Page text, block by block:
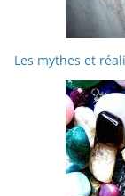
Les mythes et